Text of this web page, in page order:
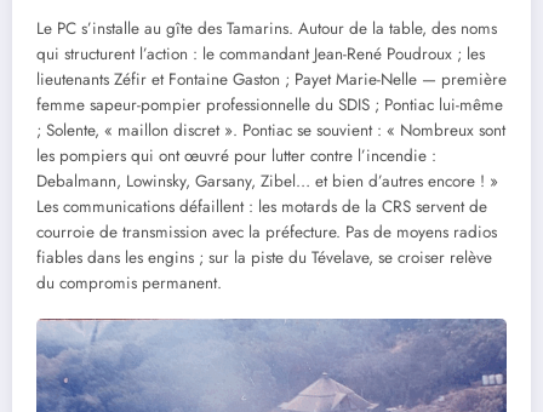
Le PC s’installe au gîte des Tamarins. Autour de la table, des noms
qui structurent l’action : le commandant Jean-René Poudroux ; les
lieutenants Zéfir et Fontaine Gaston ; Payet Marie-Nelle — première
femme sapeur-pompier professionnelle du SDIS ; Pontiac lui-même
; Solente, « maillon discret ». Pontiac se souvient : « Nombreux sont
les pompiers qui ont œuvré pour lutter contre l’incendie :
Debalmann, Lowinsky, Garsany, Zibel… et bien d’autres encore ! »
Les communications défaillent : les motards de la CRS servent de
courroie de transmission avec la préfecture. Pas de moyens radios
fiables dans les engins ; sur la piste du Tévelave, se croiser relève
du compromis permanent.